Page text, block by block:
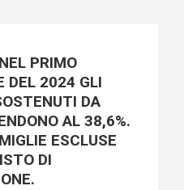
PRIMO
DEL 2024 GLI
DA
AL 38,6%.
ESCLUSE
DI